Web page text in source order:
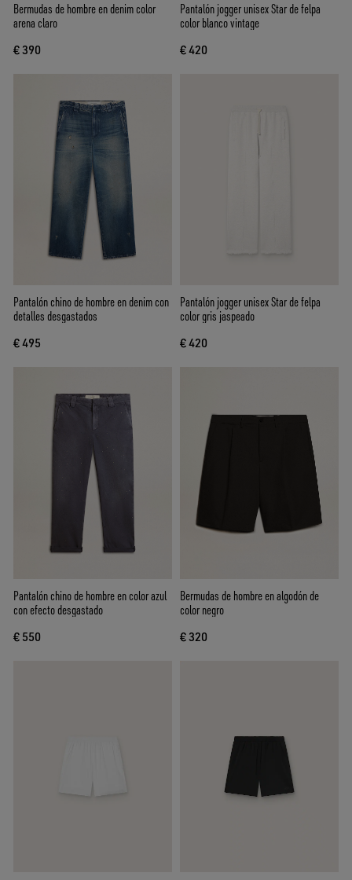
Bermudas de hombre en denim color
arena claro
€ 390
Pantalón jogger unisex Star de felpa
color blanco vintage
€ 420
Pantalón chino de hombre en denim con
detalles desgastados
€ 495
Pantalón jogger unisex Star de felpa
color gris jaspeado
€ 420
Pantalón chino de hombre en color azul
con efecto desgastado
€ 550
Bermudas de hombre en algodón de
color negro
€ 320